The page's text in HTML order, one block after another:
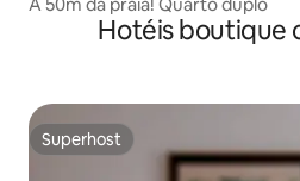
Hotéis boutique
Superhost
Superhost